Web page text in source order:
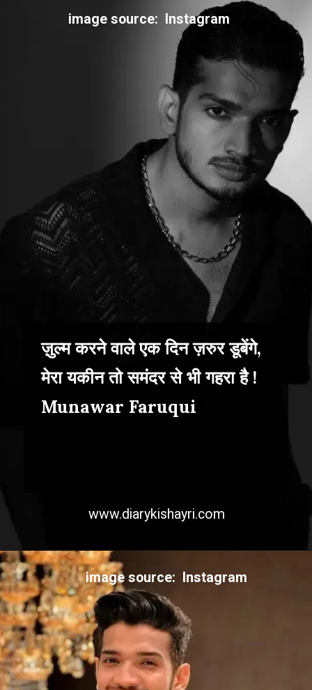
ज़ुल्म करने वाले एक दिन ज़रुर डूबेंगे,
मेरा यकीन तो समंदर से भी गहरा है !
Munawar Faruqui
www.diarykishayri.com
image source: Instagram
image source: Instagram